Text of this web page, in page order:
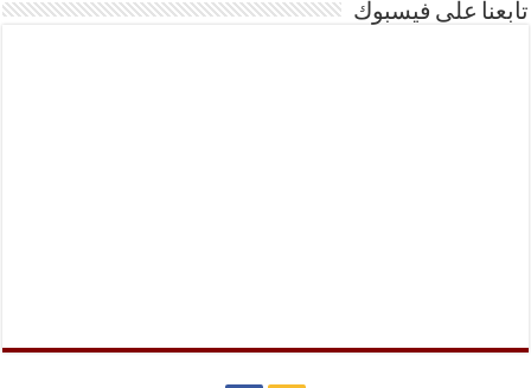
تابعنا على فيسبوك